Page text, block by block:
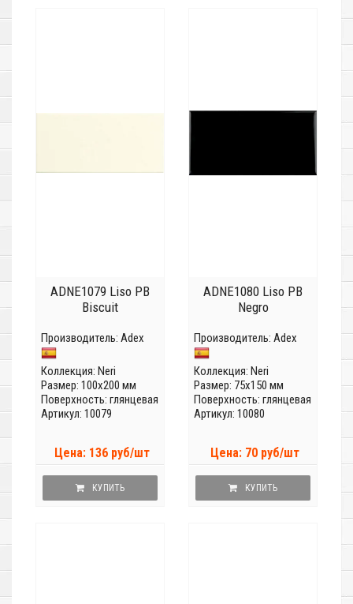
ADNE1079 Liso PB
Biscuit
Производитель: Adex
Коллекция: Neri
Размер: 100x200 мм
Поверхность: глянцевая
Артикул: 10079
Цена: 136 руб/шт
КУПИТЬ
ADNE1080 Liso PB
Negro
Производитель: Adex
Коллекция: Neri
Размер: 75x150 мм
Поверхность: глянцевая
Артикул: 10080
Цена: 70 руб/шт
КУПИТЬ